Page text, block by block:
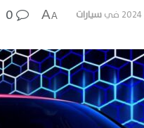
فيسيارات A
A